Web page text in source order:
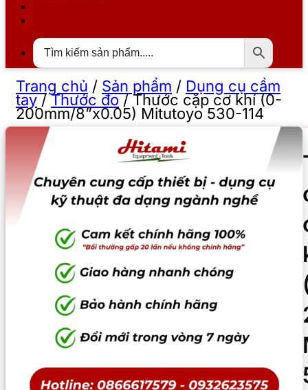
Trang chủ / Sản phẩm / Dụng cụ cầm
tay/Thước đo/Thước cặp cơ khí (0-
200mm/8”x0.05) Mitutoyo 530-114